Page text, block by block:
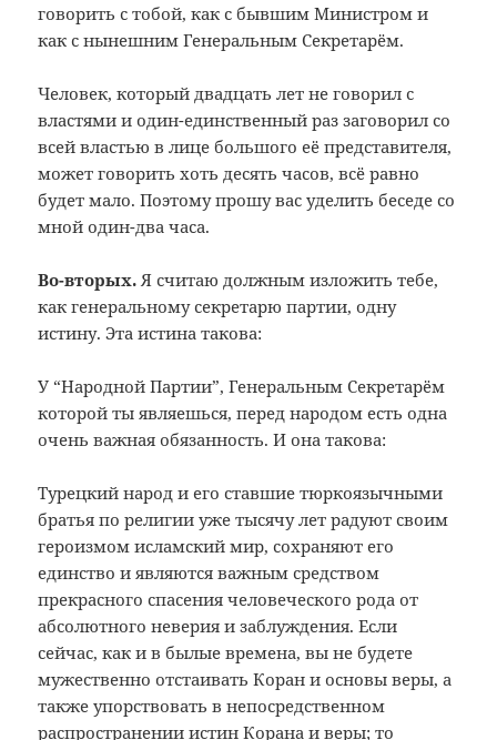
говорить с тобой, как с бывшим Министром и
как с нынешним Генеральным Секретарём.
Человек, который двадцать лет не говорил с
властями и один-единственный раз заговорил со
всей властью в лице большого её представителя,
может говорить хоть десять часов, всё равно
будет мало. Поэтому прошу вас уделить беседе со
мной один-два часа.
Во-вторых. Я считаю должным изложить тебе,
как генеральному секретарю партии, одну
истину. Эта истина такова:
У “Народной Партии”, Генеральным Секретарём
которой ты являешься, перед народом есть одна
очень важная обязанность. И она такова:
Турецкий народ и его ставшие тюркоязычными
братья по религии уже тысячу лет радуют своим
героизмом исламский мир, сохраняют его
единство и являются важным средством
прекрасного спасения человеческого рода от
абсолютного неверия и заблуждения. Если
сейчас, как и в былые времена, вы не будете
мужественно отстаивать Коран и основы веры, а
также упорствовать в непосредственном
распространении истин Корана и веры; то